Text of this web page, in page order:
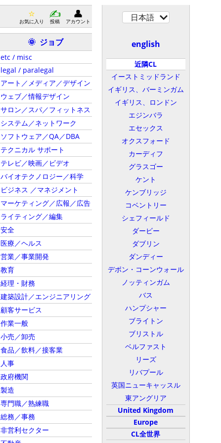
お気に入り 投稿 アカウント
🌞 ジョブ
etc / misc
legal / paralegal
アート／メディア／デザイン
ウェブ／情報デザイン
サロン／スパ／フィットネス
システム／ネットワーク
ソフトウェア／QA／DBA
テクニカル サポート
テレビ／映画／ビデオ
バイオテクノロジー／科学
ビジネス ／マネジメント
マーケティング／広報／広告
ライティング／編集
安全
医療／ヘルス
営業／事業開発
教育
経理・財務
建築設計／エンジニアリング
顧客サービス
作業一般
小売／卸売
食品／飲料／接客業
人事
政府機関
製造
専門職／熟練職
総務／事務
非営利セクター
日本語
english
近隣CL
イーストミッドランド
イギリス、バーミンガム
イギリス、ロンドン
エジンバラ
エセックス
オクスフォード
カーディフ
グラスゴー
ケント
ケンブリッジ
コベントリー
シェフィールド
ダービー
ダブリン
ダンディー
デボン・コーンウォール
ノッティンガム
バス
ハンプシャー
ブライトン
ブリストル
ベルファスト
リーズ
リバプール
英国ニューキャッスル
東アングリア
United Kingdom
Europe
CL全世界